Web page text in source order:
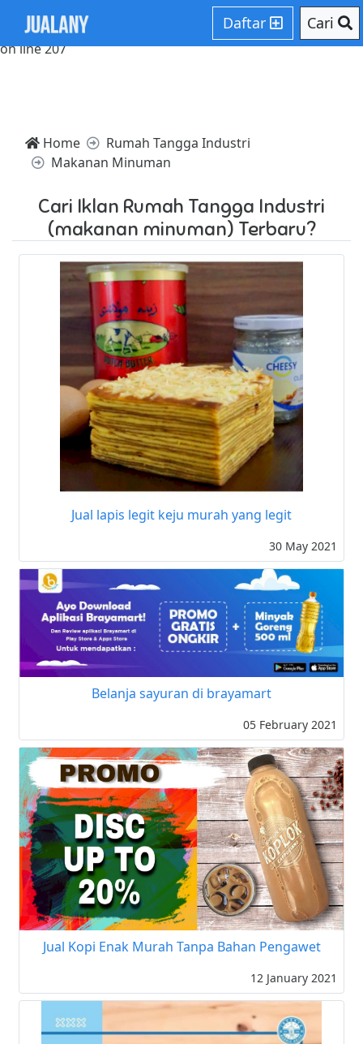
Notice: Trying to access array offset on value of type null in
/home/websiteden/public_html/jualany.com/core/core.php
on line 207
Daftar Cari
Home
Rumah Tangga Industri
Makanan Minuman
Cari Iklan Rumah Tangga Industri
(makanan minuman) Terbaru?
Jual lapis legit keju murah yang legit
30 May 2021
Belanja sayuran di brayamart
05 February 2021
Jual Kopi Enak Murah Tanpa Bahan Pengawet
12 January 2021